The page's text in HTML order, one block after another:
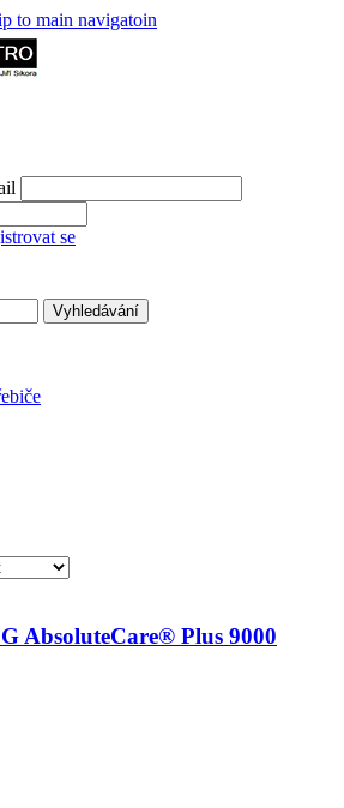
to main navigatoin
se
Vyhledávání
AbsoluteCare® Plus 9000